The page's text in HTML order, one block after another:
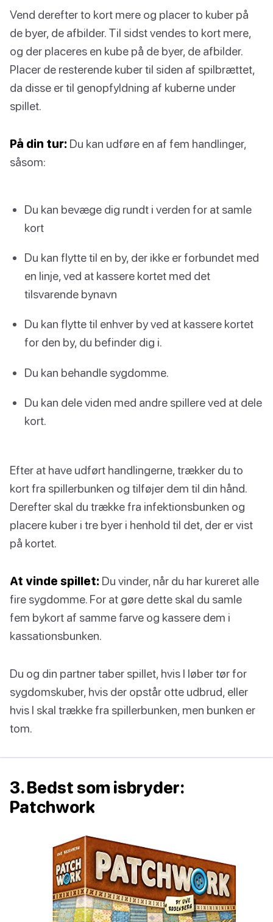
Vend derefter to kort mere og placer to kuber på
de byer, de afbilder. Til sidst vendes to kort mere,
og der placeres en kube på de byer, de afbilder.
Placer de resterende kuber til siden af spilbrættet,
da disse er til genopfyldning af kuberne under
spillet.
På din tur: Du kan udføre en af fem handlinger,
såsom:
Du kan bevæge dig rundt i verden for at samle
kort
Du kan flytte til en by, der ikke er forbundet med
en linje, ved at kassere kortet med det
tilsvarende bynavn
Du kan flytte til enhver by ved at kassere kortet
for den by, du befinder dig i.
Du kan behandle sygdomme.
Du kan dele viden med andre spillere ved at dele
kort.
Efter at have udført handlingerne, trækker du to
kort fra spillerbunken og tilføjer dem til din hånd.
Derefter skal du trække fra infektionsbunken og
placere kuber i tre byer i henhold til det, der er vist
på kortet.
At vinde spillet: Du vinder, når du har kureret alle
fire sygdomme. For at gøre dette skal du samle
fem bykort af samme farve og kassere dem i
kassationsbunken.
Du og din partner taber spillet, hvis I løber tør for
sygdomskuber, hvis der opstår otte udbrud, eller
hvis I skal trække fra spillerbunken, men bunken er
tom.
3. Bedst som isbryder:
Patchwork